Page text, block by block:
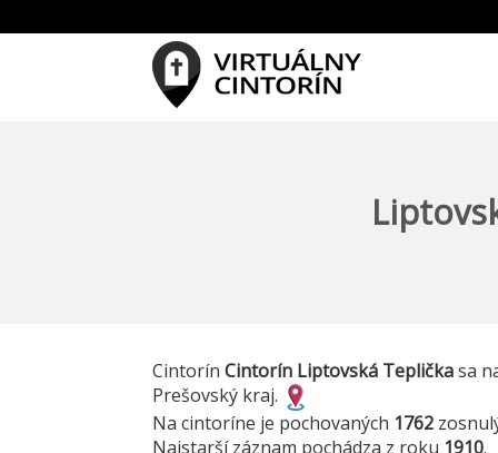
Cintorín Cintorín Liptovská Tepličkasa
Prešovský kraj.
Na cintoríne je pochovaných 1762
Najstarší záznam pochádza z roku 1910.